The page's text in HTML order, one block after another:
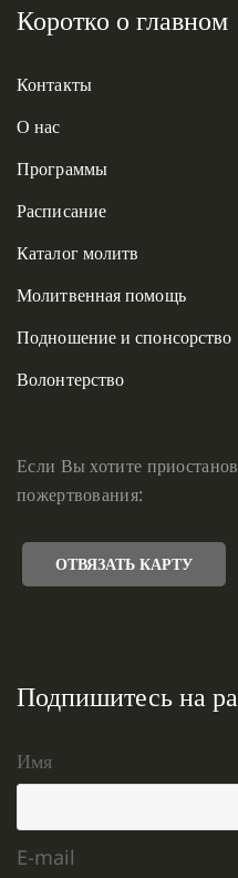
Коротко о главном
Контакты
О нас
Программы
Расписание
Каталог молитв
Молитвенная помощь
Подношение и спонсорство
Волонтерство
Если Вы хотите
пожертвования:
ОТВЯЗАТЬ КАРТУ
Подпишитесь на
Имя
E-mail